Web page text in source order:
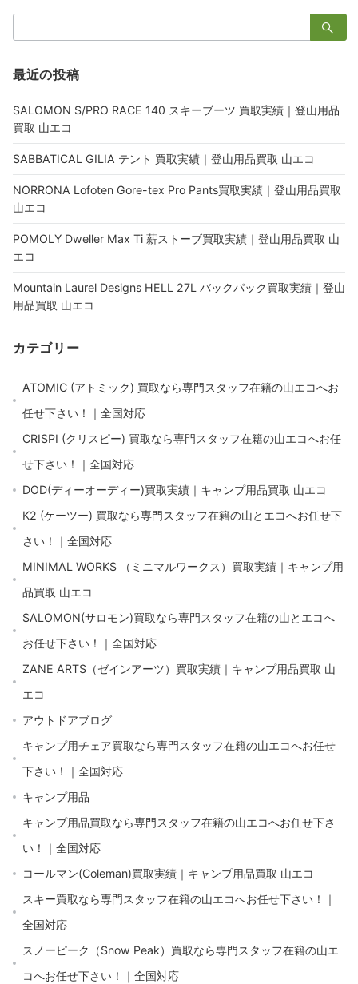
索：
最近の投稿
SALOMON S/PRO RACE 140 スキーブーツ 買取実績｜登山用品
買取 山エコ
SABBATICAL GILIA テント 買取実績｜登山用品買取 山エコ
NORRONA Lofoten Gore-tex Pro Pants買取実績｜登山用品買取
山エコ
POMOLY Dweller Max Ti 薪ストーブ買取実績｜登山用品買取 山
エコ
Mountain Laurel Designs HELL 27L バックパック買取実績｜登山
用品買取 山エコ
カテゴリー
ATOMIC (アトミック) 買取なら専門スタッフ在籍の山エコへお
任せ下さい！｜全国対応
CRISPI (クリスピー) 買取なら専門スタッフ在籍の山エコへお任
せ下さい！｜全国対応
DOD(ディーオーディー)買取実績｜キャンプ用品買取 山エコ
K2 (ケーツー) 買取なら専門スタッフ在籍の山とエコへお任せ下
さい！｜全国対応
MINIMAL WORKS （ミニマルワークス）買取実績｜キャンプ用
品買取 山エコ
SALOMON(サロモン)買取なら専門スタッフ在籍の山とエコへ
お任せ下さい！｜全国対応
ZANE ARTS（ゼインアーツ）買取実績｜キャンプ用品買取 山
エコ
アウトドアブログ
キャンプ用チェア買取なら専門スタッフ在籍の山エコへお任せ
下さい！｜全国対応
キャンプ用品
キャンプ用品買取なら専門スタッフ在籍の山エコへお任せ下さ
い！｜全国対応
コールマン(Coleman)買取実績｜キャンプ用品買取 山エコ
スキー買取なら専門スタッフ在籍の山エコへお任せ下さい！｜
全国対応
スノーピーク（Snow Peak）買取なら専門スタッフ在籍の山エ
コへお任せ下さい！｜全国対応